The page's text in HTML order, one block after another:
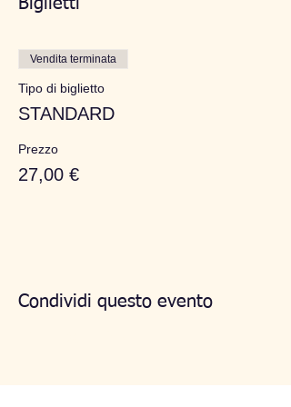
Biglietti
Vendita terminata
Tipo di biglietto
STANDARD
Prezzo
27,00 €
Condividi questo evento